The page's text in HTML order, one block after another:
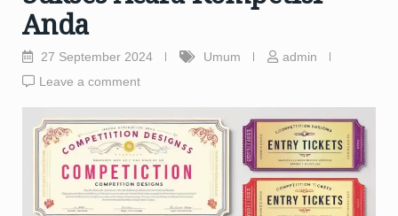
Anda
27 September 2024 Umum
admin
Leave a comment